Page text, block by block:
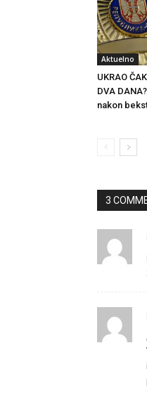
Aktuelno
UKRAO
DVA
nakon
3